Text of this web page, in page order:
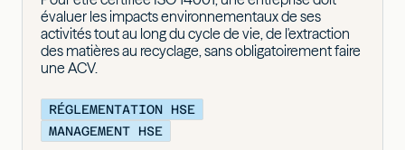
évaluer les impacts environnementaux de ses
activités tout au long du cycle de vie, de l'extraction
des matières au recyclage, sans obligatoirement faire
une ACV.
RÉGLEMENTATION HSE
MANAGEMENT HSE